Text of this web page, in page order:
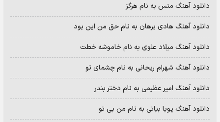
دانلود آهنگ منس به نام هرگز
دانلود آهنگ هادی برهان به نام حق من این بود
دانلود آهنگ میلاد علوی به نام خاموشه خطت
دانلود آهنگ شهرام ریحانی به نام چشمای تو
دانلود آهنگ امیر عظیمی به نام دختر بندر
دانلود آهنگ پویا بیاتی به نام من بی تو